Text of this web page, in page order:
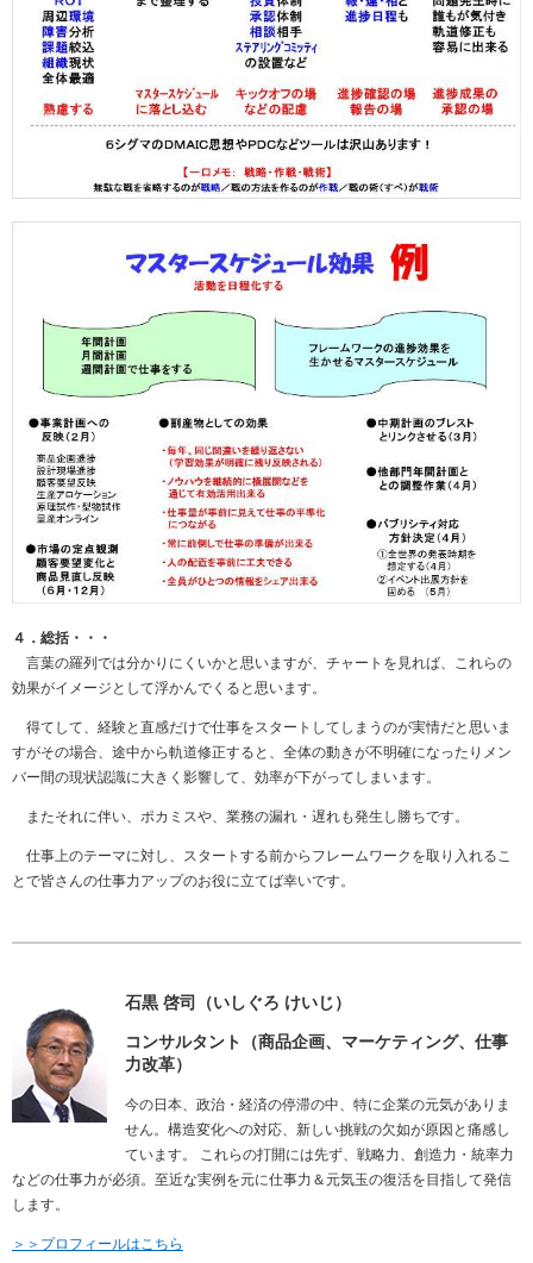
４．総括・・・
言葉の羅列では分かりにくいかと思いますが、チャートを見れば、これらの
効果がイメージとして浮かんでくると思います。
得てして、経験と直感だけで仕事をスタートしてしまうのが実情だと思いま
すがその場合、途中から軌道修正すると、全体の動きが不明確になったりメン
バー間の現状認識に大きく影響して、効率が下がってしまいます。
またそれに伴い、ポカミスや、業務の漏れ・遅れも発生し勝ちです。
仕事上のテーマに対し、スタートする前からフレームワークを取り入れるこ
とで皆さんの仕事力アップのお役に立てば幸いです。
石黒 啓司（いしぐろ けいじ）
コンサルタント（商品企画、マーケティング、仕事
力改革）
今の日本、政治・経済の停滞の中、特に企業の元気がありま
せん。構造変化への対応、新しい挑戦の欠如が原因と痛感し
ています。 これらの打開には先ず、戦略力、創造力・統率力
などの仕事力が必須。至近な実例を元に仕事力＆元気玉の復活を目指して発信
します。
＞＞プロフィールはこちら